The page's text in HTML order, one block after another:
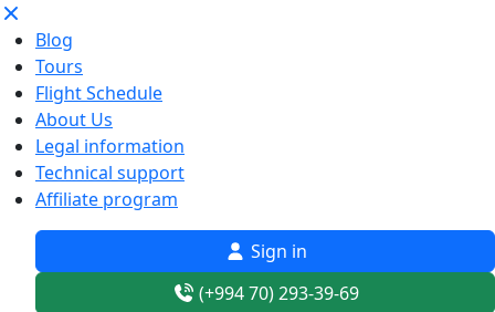
Blog
Tours
Flight Schedule
About Us
Legal information
Technical support
Affiliate program
Sign in
(+994 70) 293-39-69